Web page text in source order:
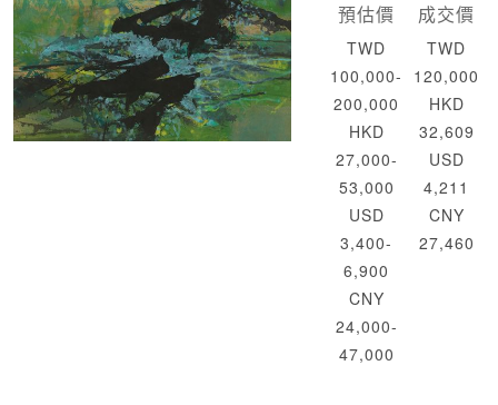
預估價
TWD
100,000-
200,000
HKD
27,000-
53,000
USD
3,400-
6,900
CNY
24,000-
47,000
成交價
TWD
120,000
HKD
32,609
USD
4,211
CNY
27,460